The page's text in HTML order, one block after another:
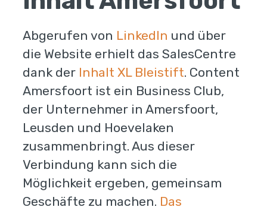
Abgerufen von LinkedIn und über
die Website erhielt das SalesCentre
dank der Inhalt XL Bleistift. Content
Amersfoort ist ein Business Club,
der Unternehmer in Amersfoort,
Leusden und Hoevelaken
zusammenbringt. Aus dieser
Verbindung kann sich die
Möglichkeit ergeben, gemeinsam
Geschäfte zu machen. Das